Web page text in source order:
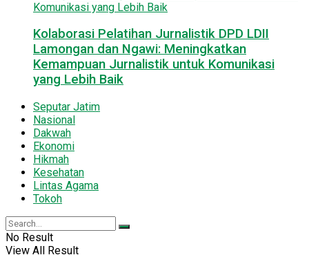
Kolaborasi Pelatihan Jurnalistik DPD LDII
Lamongan dan Ngawi: Meningkatkan
Kemampuan Jurnalistik untuk Komunikasi
yang Lebih Baik
Seputar Jatim
Nasional
Dakwah
Ekonomi
Hikmah
Kesehatan
Lintas Agama
Tokoh
No Result
View All Result